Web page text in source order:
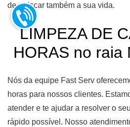
de arriscar também a sua vida.
LIMPEZA DE
HORAS no raia
Nós da equipe Fast Serv
horas para nossos clientes.
atender e te ajudar a resolver o
rápido possível. Nosso